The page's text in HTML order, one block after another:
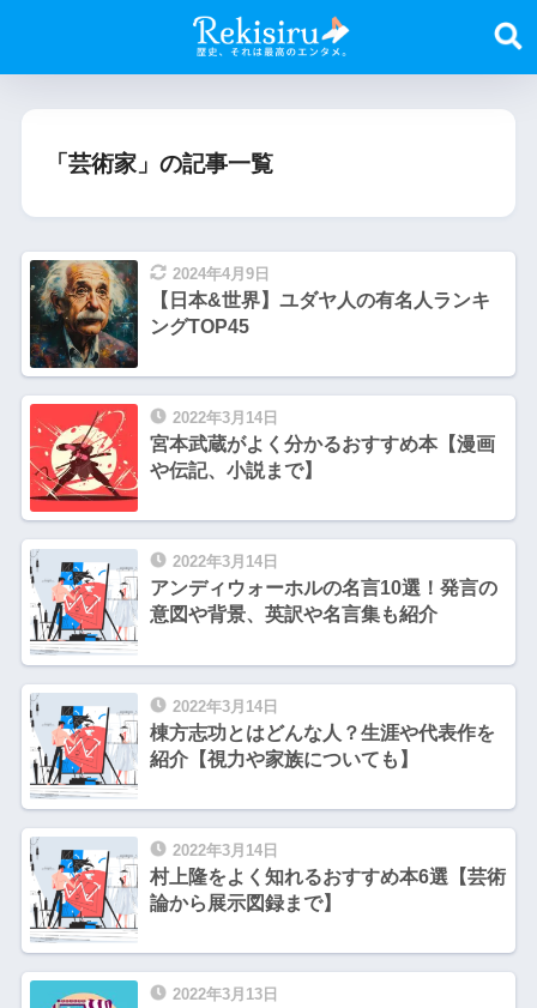
「芸術家」の記事一覧
2024年4月9日
【日本&世界】ユダヤ人の有名人ランキ
ングTOP45
2022年3月14日
宮本武蔵がよく分かるおすすめ本【漫画
や伝記、小説まで】
2022年3月14日
アンディウォーホルの名言10選！発言の
意図や背景、英訳や名言集も紹介
2022年3月14日
棟方志功とはどんな人？生涯や代表作を
紹介【視力や家族についても】
2022年3月14日
村上隆をよく知れるおすすめ本6選【芸術
論から展示図録まで】
2022年3月13日